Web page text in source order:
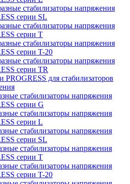
стабилизаторы напряжения
серии SL
стабилизаторы напряжения
серии T
стабилизаторы напряжения
серии T-20
стабилизаторы напряжения
серии TR
PROGRESS для стабилизаторов
стабилизаторы напряжения
серии G
стабилизаторы напряжения
серии L
стабилизаторы напряжения
серии SL
стабилизаторы напряжения
серии T
стабилизаторы напряжения
серии T-20